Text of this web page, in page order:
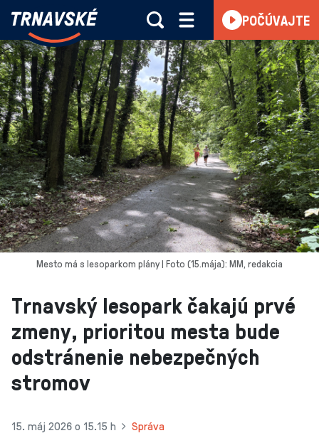
Skočiť na obsah
Trnavské
-
Vieme,
čo
sa
deje
v
kraji
POČÚVAJTE
Trnavský lesopark čakajú prvé
zmeny, prioritou mesta bude
odstránenie nebezpečných
stromov
15. máj 2026 o 15.15 h Správa
Mesto má s lesoparkom plány | Foto (15.mája): MM, redakcia